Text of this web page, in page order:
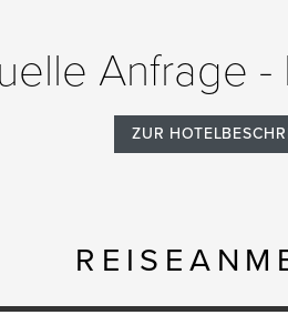
Anfrage
ZUR